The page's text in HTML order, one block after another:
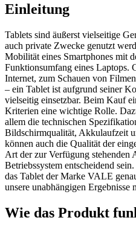
Einleitung
Tablets sind äußerst vielseitige
auch private Zwecke genutzt
Mobilität eines Smartphones mit
Funktionsumfang eines Laptops.
Internet, zum Schauen von
– ein Tablet ist aufgrund seiner
vielseitig einsetzbar. Beim Kauf
Kriterien eine wichtige Rolle.
allem die technischen
Bildschirmqualität, Akkulaufzeit
können auch die Qualität der
Art der zur Verfügung stehenden
Betriebssystem entscheidend
das Tablet der Marke VALE
unsere unabhängigen Ergebnisse
Wie das Produkt